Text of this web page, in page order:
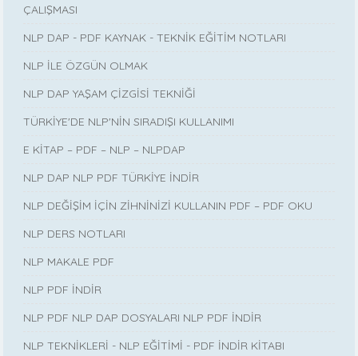
ÇALIŞMASI
NLP DAP - PDF KAYNAK - TEKNİK EĞİTİM NOTLARI
NLP İLE ÖZGÜN OLMAK
NLP DAP YAŞAM ÇİZGİSİ TEKNİĞİ
TÜRKİYE'DE NLP'NİN SIRADIŞI KULLANIMI
E KİTAP – PDF – NLP – NLPDAP
NLP DAP NLP PDF TÜRKİYE İNDİR
NLP DEĞİŞİM İÇİN ZİHNİNİZİ KULLANIN PDF – PDF OKU
NLP DERS NOTLARI
NLP MAKALE PDF
NLP PDF İNDİR
NLP PDF NLP DAP DOSYALARI NLP PDF İNDİR
NLP TEKNİKLERİ - NLP EĞİTİMİ - PDF İNDİR KİTABI